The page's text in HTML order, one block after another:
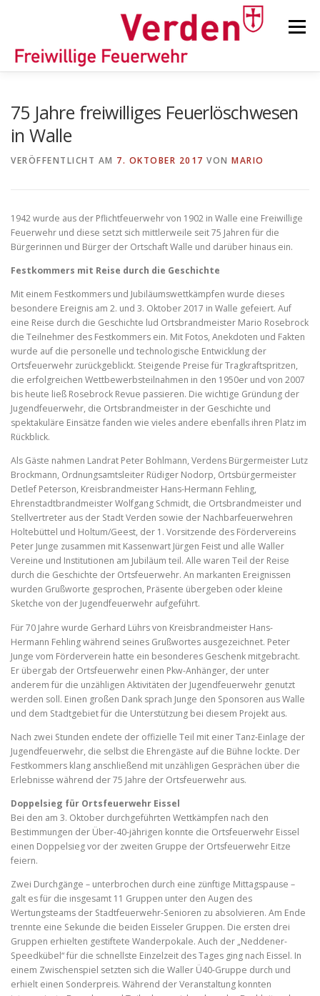
Menü
75 Jahre freiwilliges Feuerlöschwesen
in Walle
VERÖFFENTLICHT AM 7. OKTOBER 2017 VON MARIO
1942 wurde aus der Pflichtfeuerwehr von 1902 in Walle eine Freiwillige
Feuerwehr und diese setzt sich mittlerweile seit 75 Jahren für die
Bürgerinnen und Bürger der Ortschaft Walle und darüber hinaus ein.
Festkommers mit Reise durch die Geschichte
Mit einem Festkommers und Jubiläumswettkämpfen wurde dieses
besondere Ereignis am 2. und 3. Oktober 2017 in Walle gefeiert. Auf
eine Reise durch die Geschichte lud Ortsbrandmeister Mario Rosebrock
die Teilnehmer des Festkommers ein. Mit Fotos, Anekdoten und Fakten
wurde auf die personelle und technologische Entwicklung der
Ortsfeuerwehr zurückgeblickt. Steigende Preise für Tragkraftspritzen,
die erfolgreichen Wettbewerbsteilnahmen in den 1950er und von 2007
bis heute ließ Rosebrock Revue passieren. Die wichtige Gründung der
Jugendfeuerwehr, die Ortsbrandmeister in der Geschichte und
spektakuläre Einsätze fanden wie vieles andere ebenfalls ihren Platz im
Rückblick.
Als Gäste nahmen Landrat Peter Bohlmann, Verdens Bürgermeister Lutz
Brockmann, Ordnungsamtsleiter Rüdiger Nodorp, Ortsbürgermeister
Detlef Peterson, Kreisbrandmeister Hans-Hermann Fehling,
Ehrenstadtbrandmeister Wolfgang Schmidt, die Ortsbrandmeister und
Stellvertreter aus der Stadt Verden sowie der Nachbarfeuerwehren
Holtebüttel und Holtum/Geest, der 1. Vorsitzende des Fördervereins
Peter Junge zusammen mit Kassenwart Jürgen Feist und alle Waller
Vereine und Institutionen am Jubiläum teil. Alle waren Teil der Reise
durch die Geschichte der Ortsfeuerwehr. An markanten Ereignissen
wurden Grußworte gesprochen, Präsente übergeben oder kleine
Sketche von der Jugendfeuerwehr aufgeführt.
Für 70 Jahre wurde Gerhard Lührs von Kreisbrandmeister Hans-
Hermann Fehling während seines Grußwortes ausgezeichnet. Peter
Junge vom Förderverein hatte ein besonderes Geschenk mitgebracht.
Er übergab der Ortsfeuerwehr einen Pkw-Anhänger, der unter
anderem für die unzähligen Aktivitäten der Jugendfeuerwehr genutzt
werden soll. Einen großen Dank sprach Junge den Sponsoren aus Walle
und dem Stadtgebiet für die Unterstützung bei diesem Projekt aus.
Nach zwei Stunden endete der offizielle Teil mit einer Tanz-Einlage der
Jugendfeuerwehr, die selbst die Ehrengäste auf die Bühne lockte. Der
Festkommers klang anschließend mit unzähligen Gesprächen über die
Erlebnisse während der 75 Jahre der Ortsfeuerwehr aus.
Doppelsieg für Ortsfeuerwehr Eissel
Bei den am 3. Oktober durchgeführten Wettkämpfen nach den
Bestimmungen der Über-40-jährigen konnte die Ortsfeuerwehr Eissel
einen Doppelsieg vor der zweiten Gruppe der Ortsfeuerwehr Eitze
feiern.
Zwei Durchgänge – unterbrochen durch eine zünftige Mittagspause –
galt es für die insgesamt 11 Gruppen unter den Augen des
Wertungsteams der Stadtfeuerwehr-Senioren zu absolvieren. Am Ende
trennte eine Sekunde die beiden Eisseler Gruppen. Die ersten drei
Gruppen erhielten gestiftete Wanderpokale. Auch der „Neddener-
Speedkübel“ für die schnellste Einzelzeit des Tages ging nach Eissel. In
einem Zwischenspiel setzten sich die Waller Ü40-Gruppe durch und
erhielt einen Sonderpreis. Während der Veranstaltung konnten